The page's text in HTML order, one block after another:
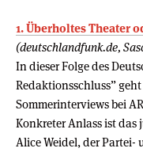
1. Überholtes Theater
(deutschlandfunk.de,
In dieser Folge des
Redaktionsschluss”
Sommerinterviews bei
Konkreter Anlass ist das
Alice Weidel, der